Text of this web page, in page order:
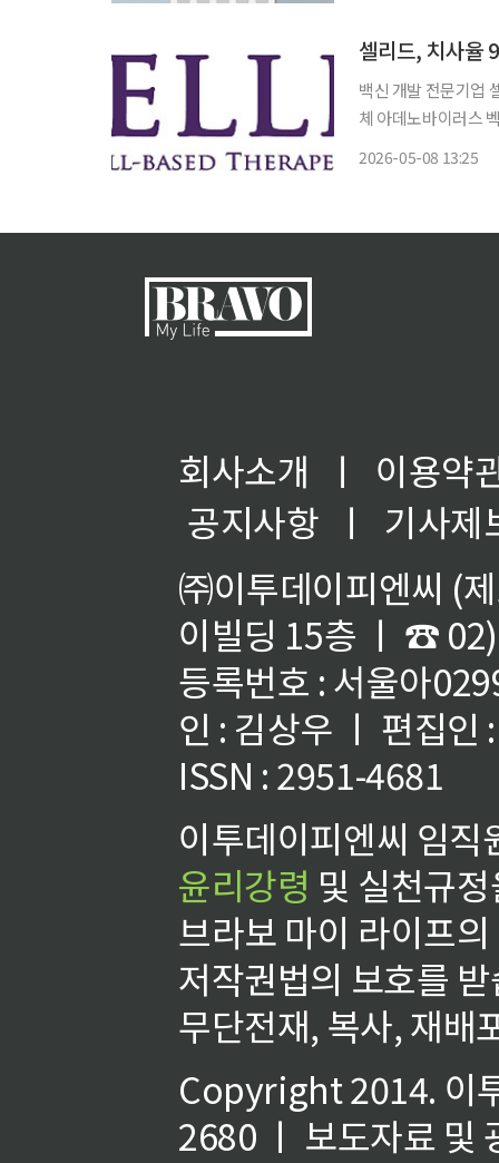
백신 개발 전문기업
체 아데노바이러스
2026-05-08 13:25
회사소개 ㅣ
이용약
공지사항
ㅣ
기사제
㈜이투데이피엔씨 (
이빌딩 15층 ㅣ ☎
등록번호 : 서울아
인 : 김상우 ㅣ 편집인
ISSN : 2951-4681
이투데이피엔씨 임
윤리강령 및 실천규
브라보 마이 라이프
저작권법의 보호를
무단전재, 복사, 재배
Copyright 2014. 이
2680 ㅣ 보도자료